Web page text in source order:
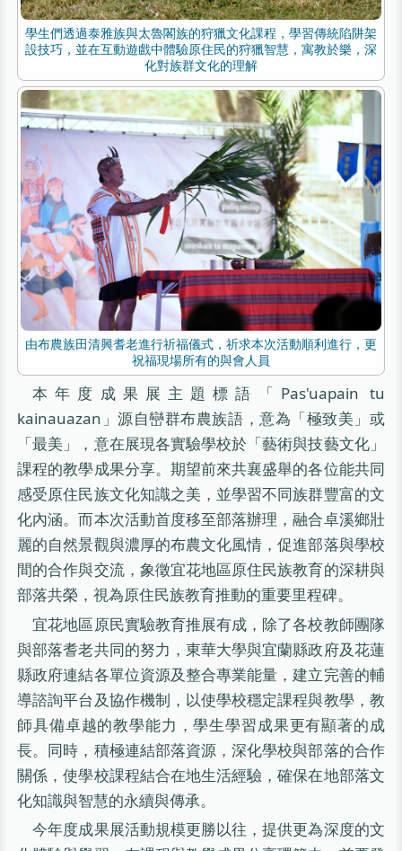
學生們透過泰雅族與太魯閣族的狩獵文化課程，學習傳統陷阱架
設技巧，並在互動遊戲中體驗原住民的狩獵智慧，寓教於樂，深
化對族群文化的理解
由布農族田清興耆老進行祈福儀式，祈求本次活動順利進行，更
祝福現場所有的與會人員
本年度成果展主題標語「Pas'uapain tu
kainauazan」源自巒群布農族語，意為「極致美」或
「最美」，意在展現各實驗學校於「藝術與技藝文化」
課程的教學成果分享。期望前來共襄盛舉的各位能共同
感受原住民族文化知識之美，並學習不同族群豐富的文
化內涵。而本次活動首度移至部落辦理，融合卓溪鄉壯
麗的自然景觀與濃厚的布農文化風情，促進部落與學校
間的合作與交流，象徵宜花地區原住民族教育的深耕與
部落共榮，視為原住民族教育推動的重要里程碑。
宜花地區原民實驗教育推展有成，除了各校教師團隊
與部落耆老共同的努力，東華大學與宜蘭縣政府及花蓮
縣政府連結各單位資源及整合專業能量，建立完善的輔
導諮詢平台及協作機制，以使學校穩定課程與教學，教
師具備卓越的教學能力，學生學習成果更有顯著的成
長。同時，積極連結部落資源，深化學校與部落的合作
關係，使學校課程結合在地生活經驗，確保在地部落文
化知識與智慧的永續與傳承。
今年度成果展活動規模更勝以往，提供更為深度的文